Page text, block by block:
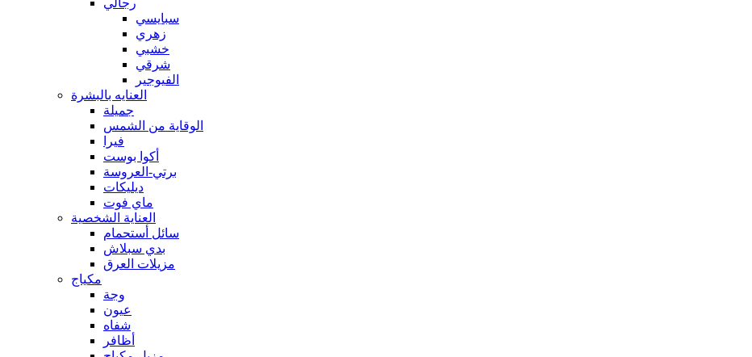
رجالي
سبايسي
زهري
خشبي
شرقي
الفيوجير
العنايه بالبشرة
جميلة
الوقاية من الشمس
فيرا
أكوا بوست
برتي-العروسة
ديليكات
ماي فوت
العناية الشخصية
سائل أستحمام
بدي سبلاش
مزيلات العرق
مكياج
وجة
عيون
شفاه
أظافر